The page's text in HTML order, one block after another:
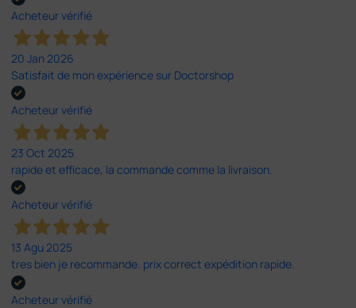
Acheteur vérifié
20 Jan 2026
Satisfait de mon expérience sur Doctorshop
Acheteur vérifié
23 Oct 2025
rapide et efficace, la commande comme la livraison.
Acheteur vérifié
13 Agu 2025
tres bien je recommande. prix correct expédition rapide.
Acheteur vérifié